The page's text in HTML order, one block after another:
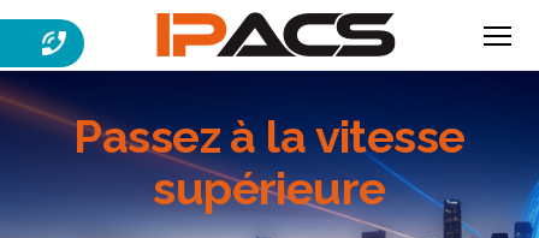
IPACS
Passez à lavitesse
supérieure